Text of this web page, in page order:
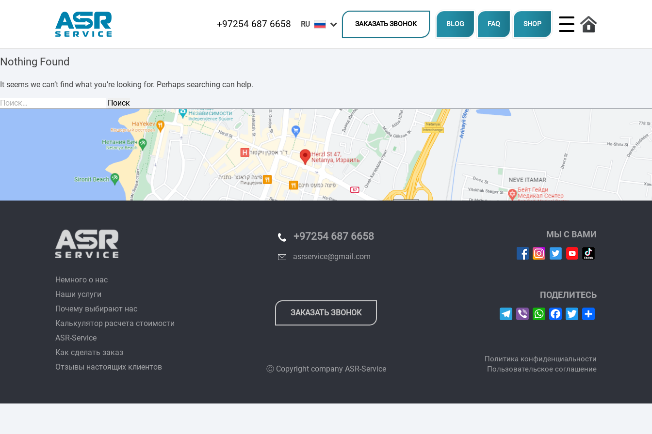
+97254 687 6658 ЗАКАЗАТЬ ЗВОНОК BLOG FAQ SHOP
Nothing Found
It seems we can’t find what you’re looking for. Perhaps searching can help.
Найти:
Немного о нас
Наши услуги
Почему выбирают нас
Калькулятор расчета стоимости
ASR-Service
Как сделать заказ
Отзывы настоящих клиентов
+97254 687 6658
asrservice@gmail.com
ЗАКАЗАТЬ ЗВОНОК
Ⓒ Copyright company ASR-Service
МЫ С ВАМИ
ПОДЕЛИТЕСЬ
Telegram
Viber WhatsAppFacebook
Twitter
Политика конфиденциальности
Пользовательское соглашение